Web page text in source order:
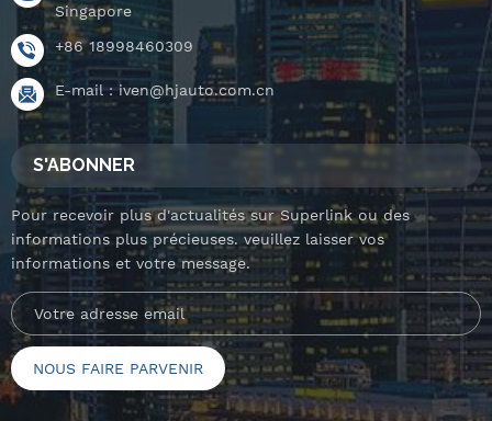
Singapore
+86 18998460309
E-mail :iven@hjauto.com.cn
S'ABONNER
Pour recevoir plus d'actualités sur Superlink ou des
informations plus précieuses. veuillez laisser vos
informations et votre message.